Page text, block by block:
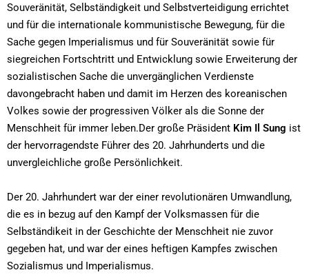
Souveränität, Selbständigkeit und Selbstverteidigung errichtet
und für die internationale kommunistische Bewegung, für die
Sache gegen Imperialismus und für Souveränität sowie für
siegreichen Fortschtritt und Entwicklung sowie Erweiterung der
sozialistischen Sache die unvergänglichen Verdienste
davongebracht haben und damit im Herzen des koreanischen
Volkes sowie der progressiven Völker als die Sonne der
Menschheit für immer leben.Der große Präsident Kim Il Sung ist
der hervorragendste Führer des 20. Jahrhunderts und die
unvergleichliche große Persönlichkeit.
Der 20. Jahrhundert war der einer revolutionären Umwandlung,
die es in bezug auf den Kampf der Volksmassen für die
Selbständikeit in der Geschichte der Menschheit nie zuvor
gegeben hat, und war der eines heftigen Kampfes zwischen
Sozialismus und Imperialismus.